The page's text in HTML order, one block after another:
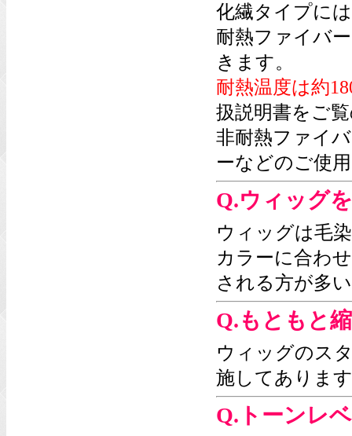
化繊タイプに
耐熱ファイバ
きます。
耐熱温度は約
扱説明書をご
非耐熱ファイ
ーなどのご使
Q.ウィッグ
ウィッグは毛
カラーに合わ
される方が多
Q.もともと
ウィッグのス
施してありま
Q.トーンレ